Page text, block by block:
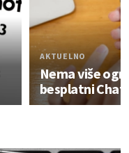
AKTUELNO
Nema više
besplatni